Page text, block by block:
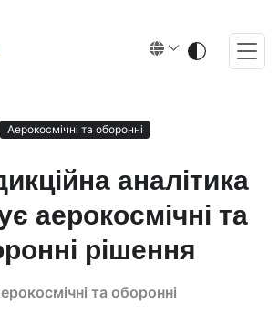
Аерокосмічні та оборонні
аналітика
аерокосмічні та
рішення
та оборонні